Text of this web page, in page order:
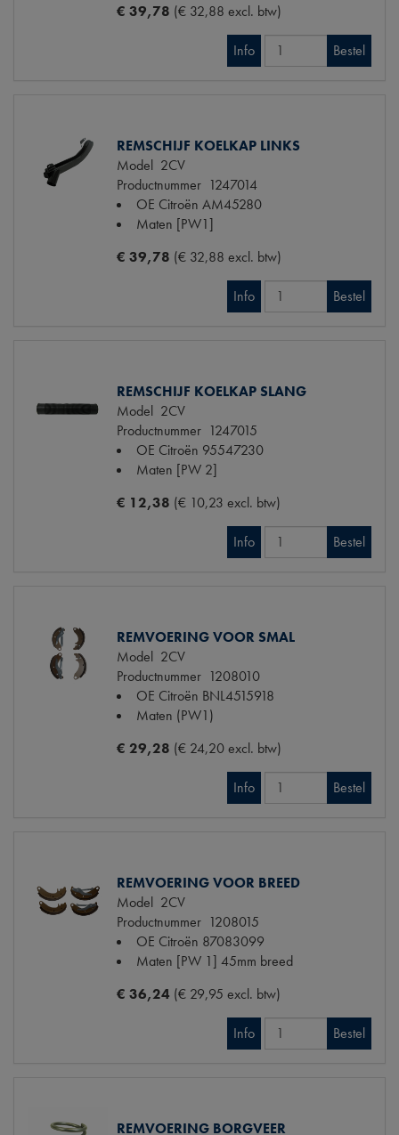
€ 39,78 (€ 32,88 excl. btw)
Info Bestel
REMSCHIJF KOELKAP LINKS
Model 2CV
Productnummer 1247014
OE Citroën AM45280
Maten [PW1]
€ 39,78 (€ 32,88 excl. btw)
Info Bestel
REMSCHIJF KOELKAP SLANG
Model 2CV
Productnummer 1247015
OE Citroën 95547230
Maten [PW 2]
€ 12,38 (€ 10,23 excl. btw)
Info Bestel
REMVOERING VOOR SMAL
Model 2CV
Productnummer 1208010
OE Citroën BNL4515918
Maten (PW1)
€ 29,28 (€ 24,20 excl. btw)
Info Bestel
REMVOERING VOOR BREED
Model 2CV
Productnummer 1208015
OE Citroën 87083099
Maten [PW 1] 45mm breed
€ 36,24 (€ 29,95 excl. btw)
Info Bestel
REMVOERING BORGVEER